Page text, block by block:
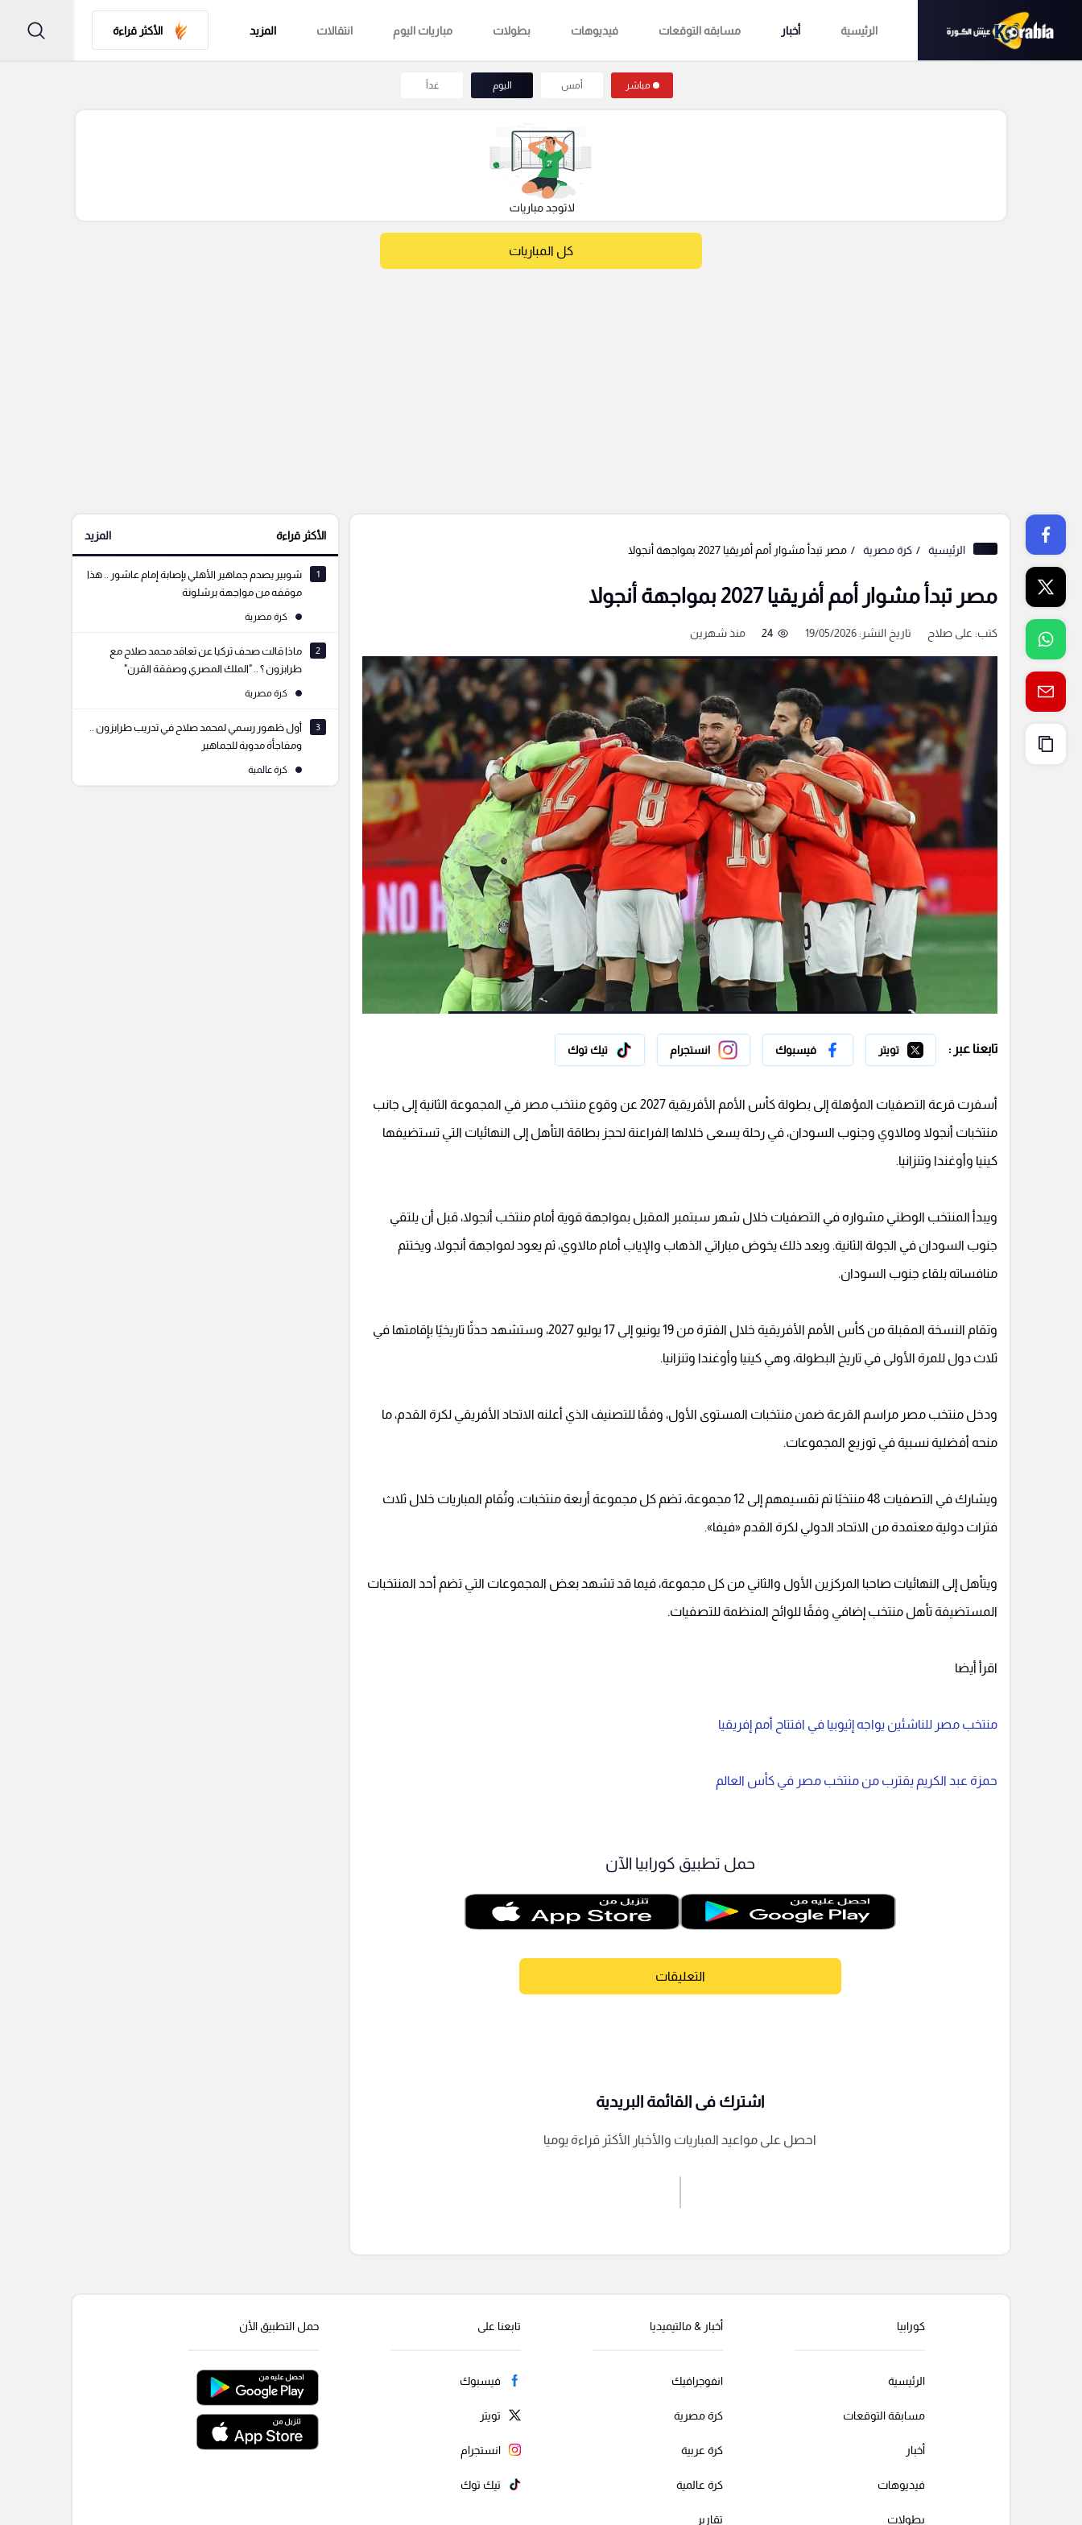
الرئيسية أخبار مسابقه التوقعات فيديوهات بطولات مباريات اليوم انتقالات المزيد الأكثر قراءة
مباشر أمس اليوم غداً
كل المباريات
الرئيسية كرة مصرية مصر تبدأ مشوار أمم أفريقيا 2027 بمواجهة أنجولا
مصر تبدأ مشوار أمم أفريقيا 2027 بمواجهة أنجولا
كتب: على صلاح تاريخ النشر: 19/05/2026 24 منذ شهرين
تابعنا عبر : تويتر فيسبوك انستجرام تيك توك
أسفرت قرعة التصفيات المؤهلة إلى بطولة كأس الأمم الأفريقية 2027 عن وقوع منتخب مصر في المجموعة الثانية إلى جانب
منتخبات أنجولا ومالاوي وجنوب السودان، في رحلة يسعى خلالها الفراعنة لحجز بطاقة التأهل إلى النهائيات التي تستضيفها
كينيا وأوغندا وتنزانيا.
ويبدأ المنتخب الوطني مشواره في التصفيات خلال شهر سبتمبر المقبل بمواجهة قوية أمام منتخب أنجولا، قبل أن يلتقي
جنوب السودان في الجولة الثانية. وبعد ذلك يخوض مباراتي الذهاب والإياب أمام مالاوي، ثم يعود لمواجهة أنجولا، ويختتم
منافساته بلقاء جنوب السودان.
وتقام النسخة المقبلة من كأس الأمم الأفريقية خلال الفترة من 19 يونيو إلى 17 يوليو 2027، وستشهد حدثًا تاريخيًا بإقامتها في
ثلاث دول للمرة الأولى في تاريخ البطولة، وهي كينيا وأوغندا وتنزانيا.
ودخل منتخب مصر مراسم القرعة ضمن منتخبات المستوى الأول، وفقًا للتصنيف الذي أعلنه الاتحاد الأفريقي لكرة القدم، ما
منحه أفضلية نسبية في توزيع المجموعات.
ويشارك في التصفيات 48 منتخبًا تم تقسيمهم إلى 12 مجموعة، تضم كل مجموعة أربعة منتخبات، وتُقام المباريات خلال ثلاث
فترات دولية معتمدة من الاتحاد الدولي لكرة القدم «فيفا».
ويتأهل إلى النهائيات صاحبا المركزين الأول والثاني من كل مجموعة، فيما قد تشهد بعض المجموعات التي تضم أحد المنتخبات
المستضيفة تأهل منتخب إضافي وفقًا للوائح المنظمة للتصفيات.
اقرأ أيضا
منتخب مصر للناشئين يواجه إثيوبيا في افتتاح أمم إفريقيا
حمزة عبد الكريم يقترب من منتخب مصر في كأس العالم
حمل تطبيق كورابيا الآن
التعليقات
إرسال تعليق
اشترك فى القائمة البريدية
احصل على مواعيد المباريات والأخبار الأكثر قراءة يوميا
الأكثر قراءة المزيد
1
شوبير يصدم جماهير الأهلي بإصابة إمام عاشور .. هذا
موقفه من مواجهة برشلونة
كرة مصرية
2
ماذا قالت صحف تركيا عن تعاقد محمد صلاح مع
طرابزون ؟ .. "الملك المصري وصفقة القرن"
كرة مصرية
3
أول ظهور رسمي لمحمد صلاح في تدريب طرابزون ..
ومفاجأة مدوية للجماهير
كرة عالمية
كورابيا
الرئيسية
مسابقة التوقعات
أخبار
فيديوهات
بطولات
أخبار & مالتيميديا
انفوجرافيك
كرة مصرية
كرة عربية
كرة عالمية
تقارير
تابعنا على
فيسبوك
تويتر
انستجرام
تيك توك
حمل التطبيق الأن